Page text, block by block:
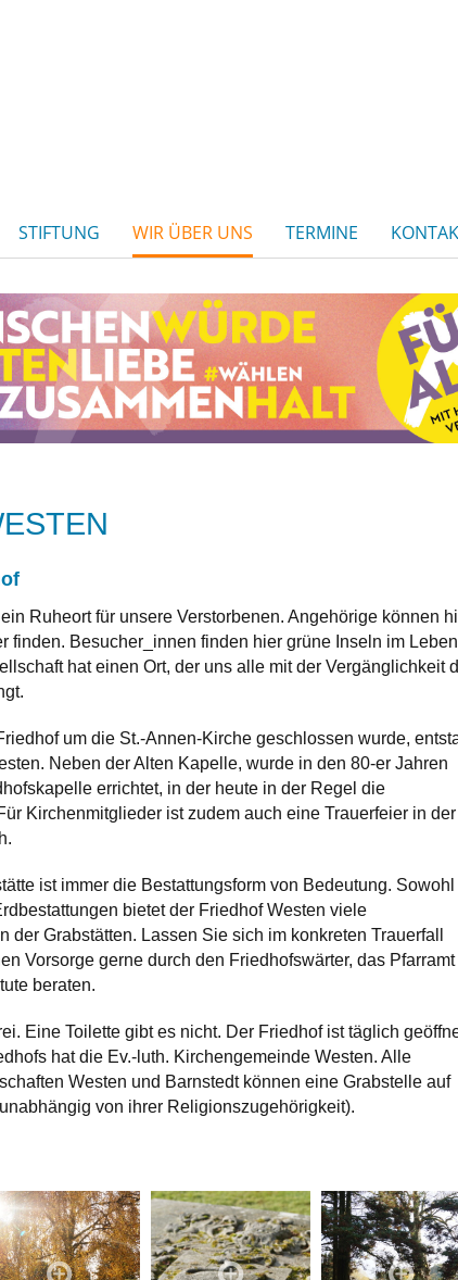
STIFTUNG WIR ÜBER UNS TERMINE
Ruheort für unsere Verstorbenen. Angehörige können
finden. Besucher_innen finden hier grüne Inseln im Leben
hat einen Ort, der uns alle mit der Vergänglichkeit
um die St.-Annen-Kirche geschlossen wurde,
Neben der Alten Kapelle, wurde in den 80-er Jahren
errichtet, in der heute in der Regel die
Kirchenmitglieder ist zudem auch eine Trauerfeier in der
ist immer die Bestattungsform von Bedeutung. Sowohl
bietet der Friedhof Westen viele
der Grabstätten. Lassen Sie sich im konkreten Trauerfall
Vorsorge gerne durch den Friedhofswärter, das Pfarramt
beraten.
Eine Toilette gibt es nicht. Der Friedhof ist täglich
hat die Ev.-luth. Kirchengemeinde Westen. Alle
Westen und Barnstedt können eine Grabstelle auf
von ihrer Religionszugehörigkeit).